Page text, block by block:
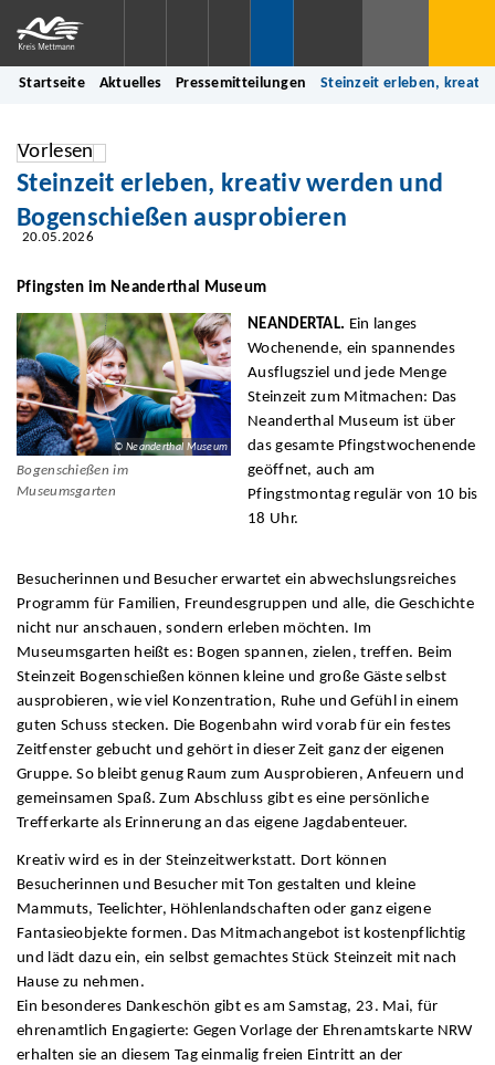
Startseite Aktuelles Pressemitteilungen Steinzeit erleben,
Vorlesen
Steinzeit erleben, kreativ werden und
Bogenschießen ausprobieren
20.05.2026
Pfingsten im Neanderthal Museum
© Neanderthal Museum
Bogenschießen im
Museumsgarten
NEANDERTAL. Ein langes
Wochenende, ein spannendes
Ausflugsziel und jede Menge
Steinzeit zum Mitmachen: Das
Neanderthal Museum ist über
das gesamte Pfingstwochenende
geöffnet, auch am
Pfingstmontag regulär von 10 bis
18 Uhr.
Besucherinnen und Besucher erwartet ein abwechslungsreiches
Programm für Familien, Freundesgruppen und alle, die Geschichte
nicht nur anschauen, sondern erleben möchten. Im
Museumsgarten heißt es: Bogen spannen, zielen, treffen. Beim
Steinzeit Bogenschießen können kleine und große Gäste selbst
ausprobieren, wie viel Konzentration, Ruhe und Gefühl in einem
guten Schuss stecken. Die Bogenbahn wird vorab für ein festes
Zeitfenster gebucht und gehört in dieser Zeit ganz der eigenen
Gruppe. So bleibt genug Raum zum Ausprobieren, Anfeuern und
gemeinsamen Spaß. Zum Abschluss gibt es eine persönliche
Trefferkarte als Erinnerung an das eigene Jagdabenteuer.
Kreativ wird es in der Steinzeitwerkstatt. Dort können
Besucherinnen und Besucher mit Ton gestalten und kleine
Mammuts, Teelichter, Höhlenlandschaften oder ganz eigene
Fantasieobjekte formen. Das Mitmachangebot ist kostenpflichtig
und lädt dazu ein, ein selbst gemachtes Stück Steinzeit mit nach
Hause zu nehmen.
Ein besonderes Dankeschön gibt es am Samstag, 23. Mai, für
ehrenamtlich Engagierte: Gegen Vorlage der Ehrenamtskarte NRW
erhalten sie an diesem Tag einmalig freien Eintritt an der